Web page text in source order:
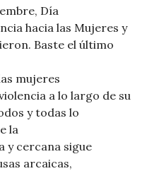
Día
hacia las Mujeres y
Baste el último
mujeres
a lo largo de su
y todas lo
la
y cercana sigue
arcaicas,